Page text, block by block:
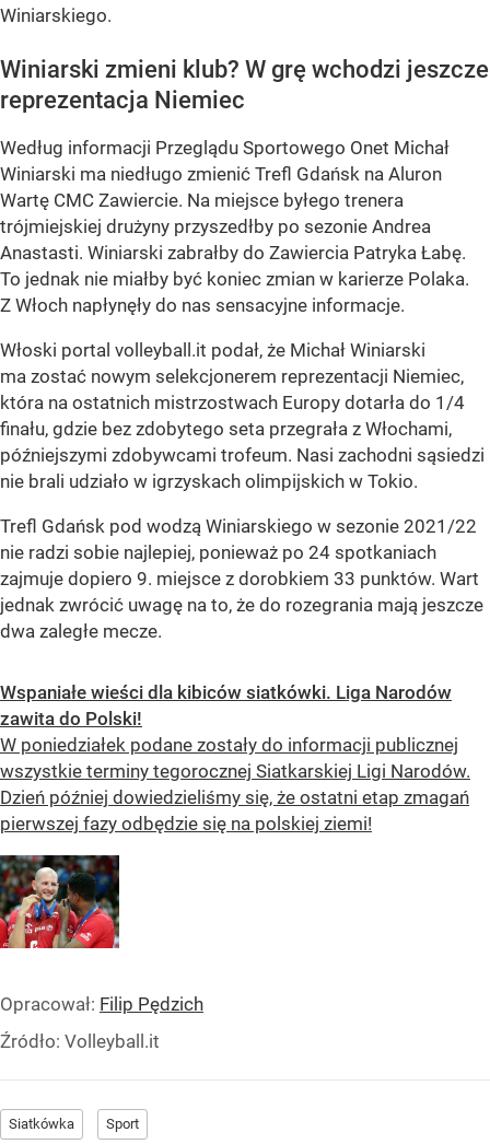
Winiarskiego.
Winiarski zmieni klub? W grę wchodzi jeszcze
reprezentacja Niemiec
Według informacji Przeglądu Sportowego Onet Michał
Winiarski ma niedługo zmienić Trefl Gdańsk na Aluron
Wartę CMC Zawiercie. Na miejsce byłego trenera
trójmiejskiej drużyny przyszedłby po sezonie Andrea
Anastasti. Winiarski zabrałby do Zawiercia Patryka Łabę.
To jednak nie miałby być koniec zmian w karierze Polaka.
Z Włoch napłynęły do nas sensacyjne informacje.
Włoski portal volleyball.it podał, że Michał Winiarski
ma zostać nowym selekcjonerem reprezentacji Niemiec,
która na ostatnich mistrzostwach Europy dotarła do 1/4
finału, gdzie bez zdobytego seta przegrała z Włochami,
późniejszymi zdobywcami trofeum. Nasi zachodni sąsiedzi
nie brali udziało w igrzyskach olimpijskich w Tokio.
Trefl Gdańsk pod wodzą Winiarskiego w sezonie 2021/22
nie radzi sobie najlepiej, ponieważ po 24 spotkaniach
zajmuje dopiero 9. miejsce z dorobkiem 33 punktów. Wart
jednak zwrócić uwagę na to, że do rozegrania mają jeszcze
dwa zaległe mecze.
Wspaniałe wieści dla kibiców siatkówki. Liga Narodów
zawita do Polski!
W poniedziałek podane zostały do informacji publicznej
wszystkie terminy tegorocznej Siatkarskiej Ligi Narodów.
Dzień później dowiedzieliśmy się, że ostatni etap zmagań
pierwszej fazy odbędzie się na polskiej ziemi!
Opracował: Filip Pędzich
Źródło: Volleyball.it
Siatkówka Sport